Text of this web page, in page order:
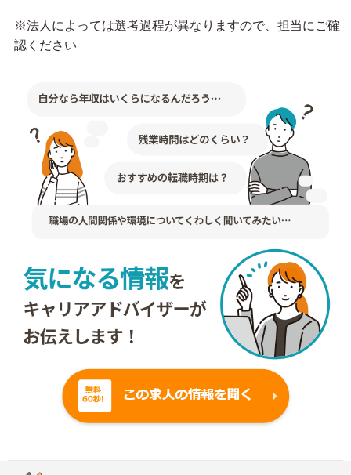
※法人によっては選考過程が異なりますので、担当にご確
認ください